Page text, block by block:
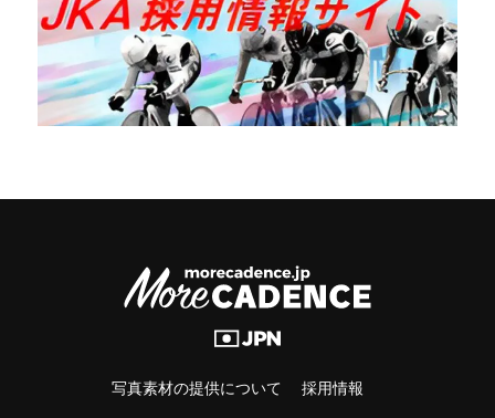
写真素材の提供について 採用情報